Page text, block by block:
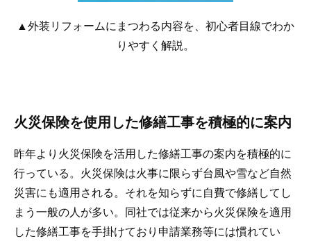
▲外装リフォームにまつわる内容を、初心者目線でわか
りやすく解説。
火災保険を使用した修繕工事を積極的に案内
昨年より火災保険を活用した修繕工事の案内を積極的に
行っている。火災保険は火事に限らず台風や雪など自然
災害にも適用される。それを知らずに自費で修繕してし
まう一般の人が多い。同社では従来から火災保険を適用
した修繕工事を手掛けており申請業務等には慣れてい